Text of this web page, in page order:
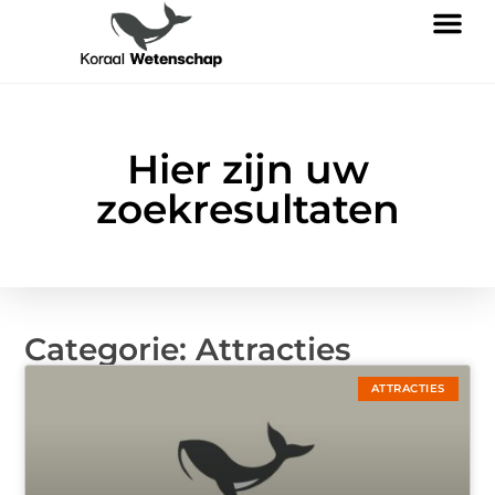
Hier zijn uw
zoekresultaten
Categorie: Attracties
ATTRACTIES